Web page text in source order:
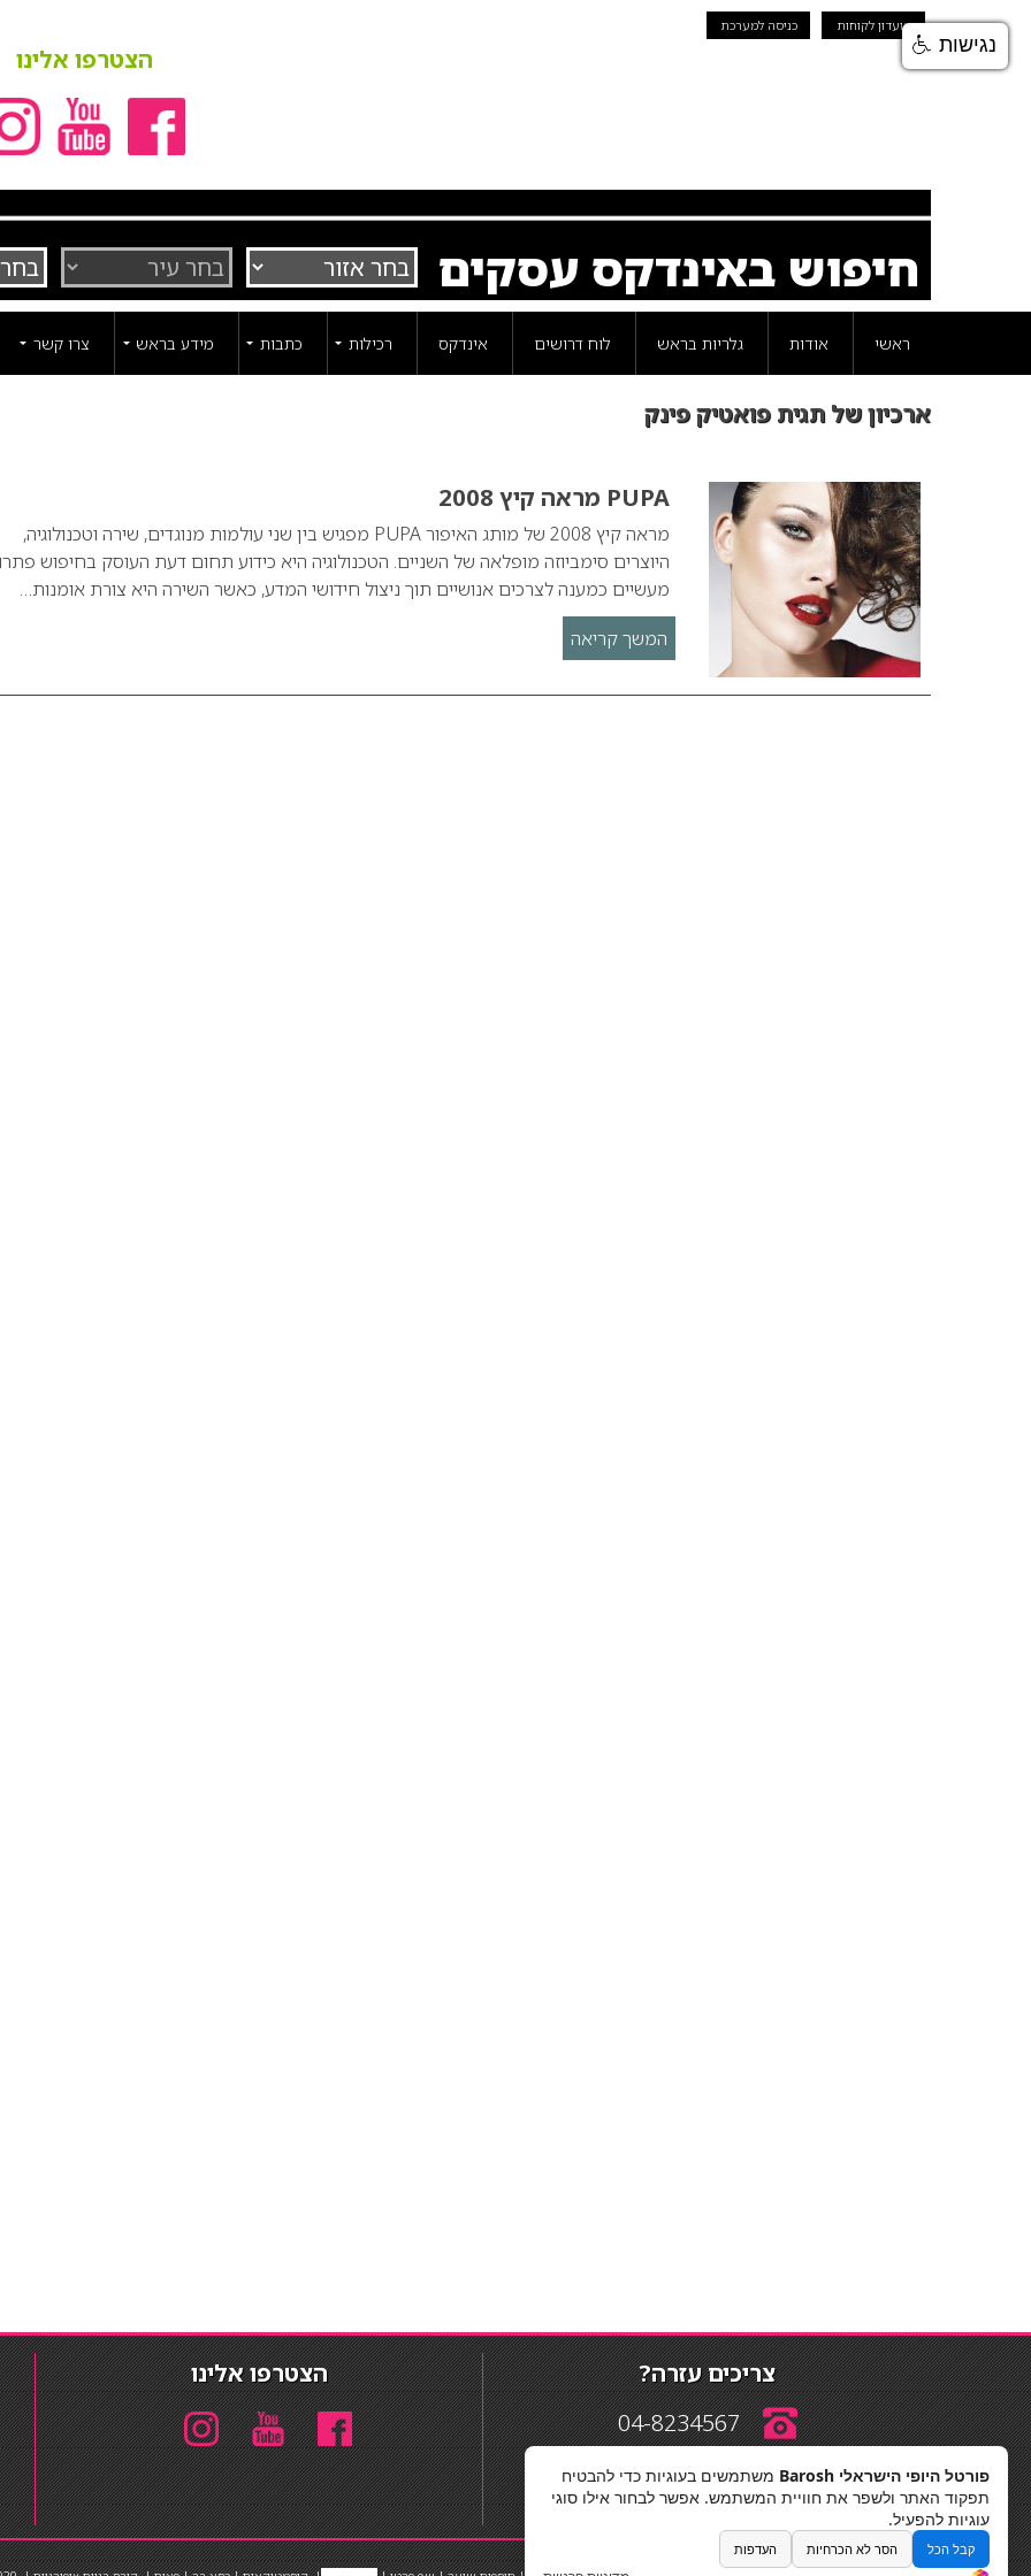
מועדון לקוחות כניסה למערכת
הצטרפו אלינו
חיפוש באינדקס עסקים
ראשי אודות גלריות בראש לוח דרושים אינדקס רכילות כתבות מידע בראש צרו קשר
ארכיון של תגית פואטיק פינק
PUPA מראה קיץ 2008
מראה קיץ 2008 של מותג האיפור PUPA מפגיש בין שני עולמות מנוגדים, שירה וטכנולוגיה,
היוצרים סימביוזה מופלאה של השניים. הטכנולוגיה היא כידוע תחום דעת העוסק בחיפוש
מעשיים כמענה לצרכים אנושיים תוך ניצול חידושי המדע, כאשר השירה היא צורת אומנות…
המשך קריאה
צריכים עזרה?
04-8234567
info@barosh.co.il
הצטרפו אלינו
פורטל היופי הישראלי Barosh
משתמשים בעוגיות כדי להבטיח
תפקוד האתר ולשפר את חוויית המשתמש. אפשר לבחור אילו סוגי
עוגיות להפעיל.
קבל הכל הסר לא הכרחיות העדפות
נגישות